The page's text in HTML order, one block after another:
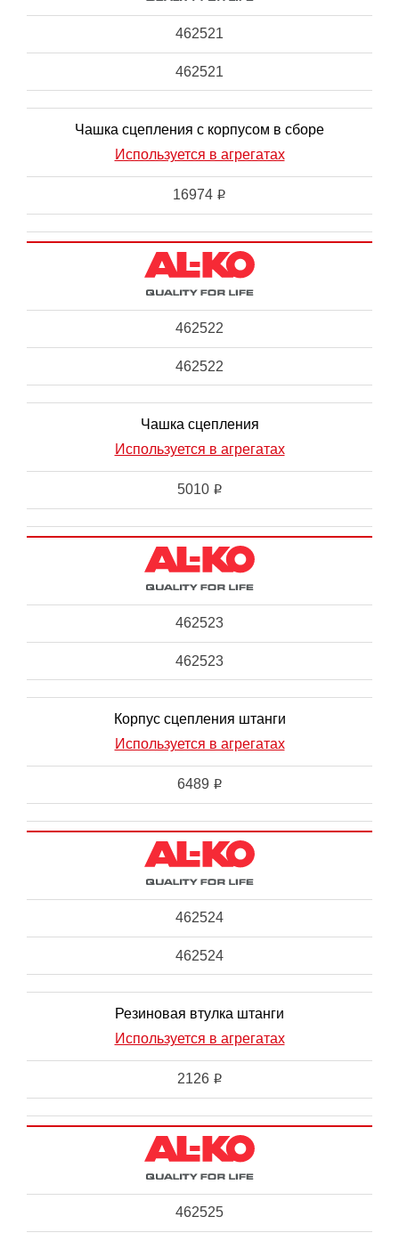
462521
462521
Чашка сцепления с корпусом в сборе
Используется в агрегатах
16974 i
462522
462522
Чашка сцепления
Используется в агрегатах
5010 i
462523
462523
Корпус сцепления штанги
Используется в агрегатах
6489 i
462524
462524
Резиновая втулка штанги
Используется в агрегатах
2126 i
462525